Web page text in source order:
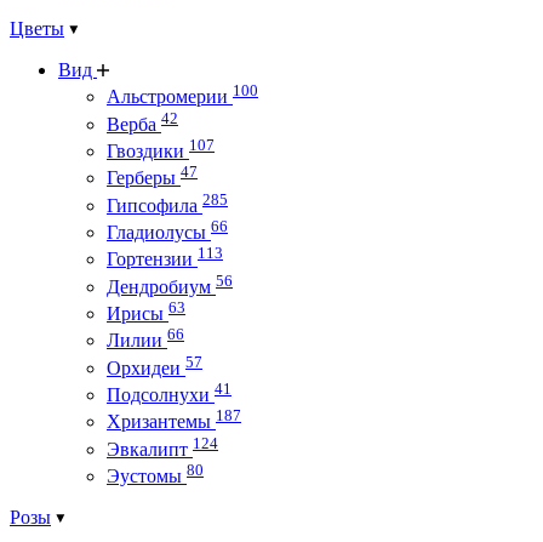
Цветы
Вид
Альстромерии 100
Верба 42
Гвоздики 107
Герберы 47
Гипсофила 285
Гладиолусы 66
Гортензии 113
Дендробиум 56
Ирисы 63
Лилии 66
Орхидеи 57
Подсолнухи 41
Хризантемы 187
Эвкалипт 124
Эустомы 80
Розы